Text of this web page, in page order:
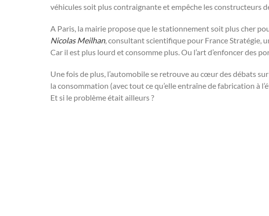
véhicules soit plus contraignante et empêche les constructeurs
A Paris, la mairie propose que le stationnement soit plus cher
Nicolas Meilhan, consultant scientifique pour France Stratégie,
Car il est plus lourd et consomme plus. Ou l’art d’enfoncer des
Une fois de plus, l’automobile se retrouve au cœur des débats
la consommation (avec tout ce qu’elle entraîne de fabrication à
Et si le problème était ailleurs ?